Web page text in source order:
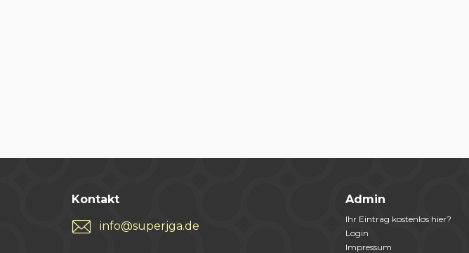
Kontakt
info@superjga.de
Admin
Ihr Eintrag kostenlos hier?
Login
Impressum